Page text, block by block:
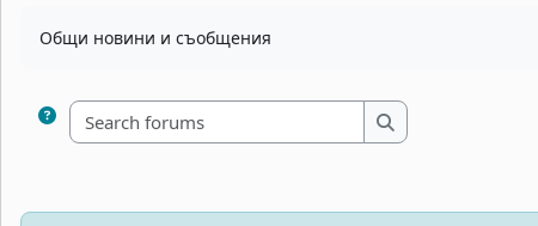
Общи новини и съобщения
Search forums
Search forums